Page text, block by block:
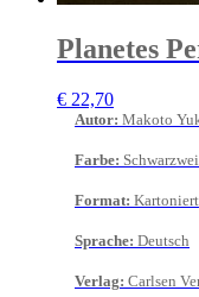
Planetes
€ 22,70
Autor: Makoto
Farbe:
Format: Kartoniert
Sprache: Deutsch
Verlag: Carlsen